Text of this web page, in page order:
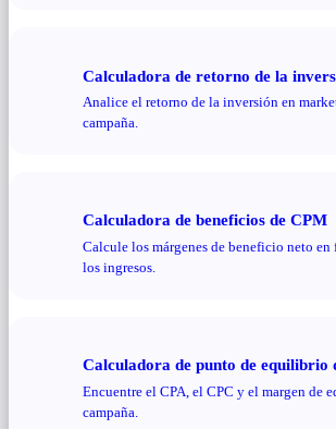
Calculadora de retorno de la
Analice el retorno de la inversión en
campaña.
Calculadora de beneficios de CPM
Calcule los márgenes de beneficio neto
los ingresos.
Calculadora de punto de equilibrio
Encuentre el CPA, el CPC y el margen de
campaña.